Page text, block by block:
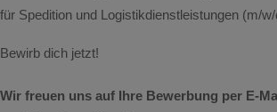
für Spedition und Logistikdienstleistungen (m/
Bewirb dich jetzt!
Wir freuen uns auf Ihre Bewerbung per E-